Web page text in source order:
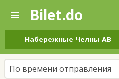
—
Поиск
и
покупка
билетов
на
автобус
Bilet.do
Набережные Челны АВ –
По времени отправления